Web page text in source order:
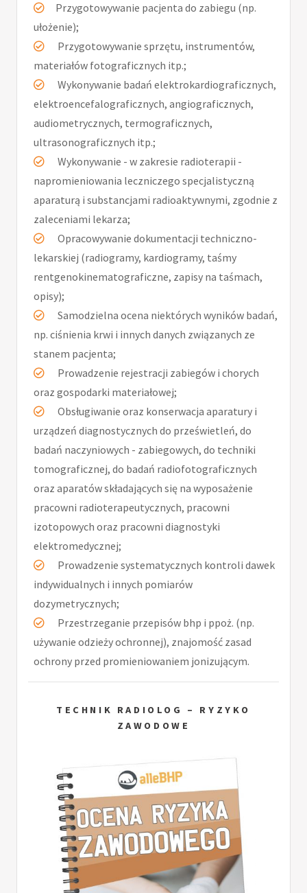
Przygotowywanie pacjenta do zabiegu (np.
ułożenie);
Przygotowywanie sprzętu, instrumentów,
materiałów fotograficznych itp.;
Wykonywanie badań elektrokardiograficznych,
elektroencefalograficznych, angiograficznych,
audiometrycznych, termograficznych,
ultrasonograficznych itp.;
Wykonywanie - w zakresie radioterapii -
napromieniowania leczniczego specjalistyczną
aparaturą i substancjami radioaktywnymi, zgodnie z
zaleceniami lekarza;
Opracowywanie dokumentacji techniczno-
lekarskiej (radiogramy, kardiogramy, taśmy
rentgenokinematograficzne, zapisy na taśmach,
opisy);
Samodzielna ocena niektórych wyników badań,
np. ciśnienia krwi i innych danych związanych ze
stanem pacjenta;
Prowadzenie rejestracji zabiegów i chorych
oraz gospodarki materiałowej;
Obsługiwanie oraz konserwacja aparatury i
urządzeń diagnostycznych do prześwietleń, do
badań naczyniowych - zabiegowych, do techniki
tomograficznej, do badań radiofotograficznych
oraz aparatów składających się na wyposażenie
pracowni radioterapeutycznych, pracowni
izotopowych oraz pracowni diagnostyki
elektromedycznej;
Prowadzenie systematycznych kontroli dawek
indywidualnych i innych pomiarów
dozymetrycznych;
Przestrzeganie przepisów bhp i ppoż. (np.
używanie odzieży ochronnej), znajomość zasad
ochrony przed promieniowaniem jonizującym.
TECHNIK RADIOLOG – RYZYKO
ZAWODOWE